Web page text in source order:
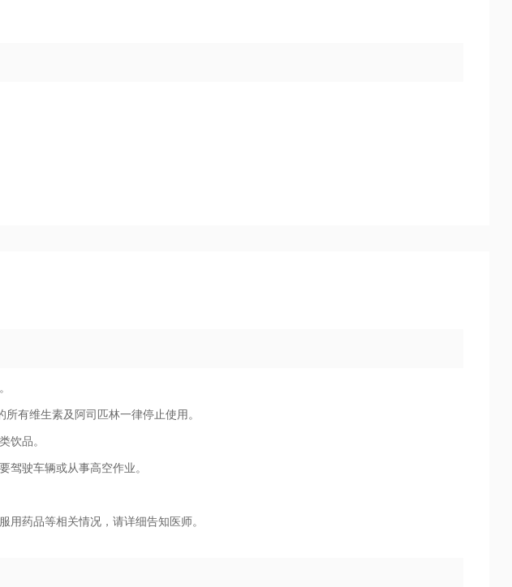
有维生素及阿司匹林一律停止使用。
饮品。
驾驶车辆或从事高空作业。
用药品等相关情况，请详细告知医师。